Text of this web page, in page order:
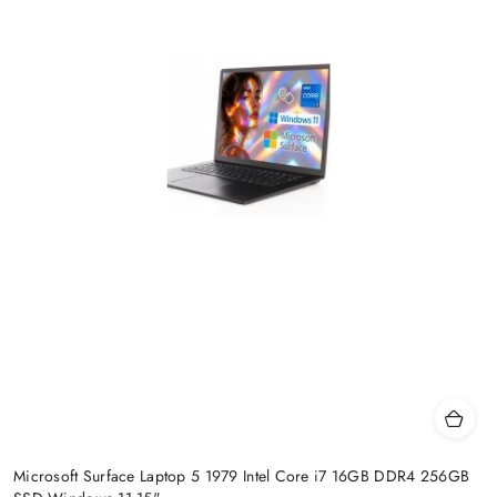
Microsoft Surface Laptop 5 1979 Intel Core i7 16GB DDR4 256GB